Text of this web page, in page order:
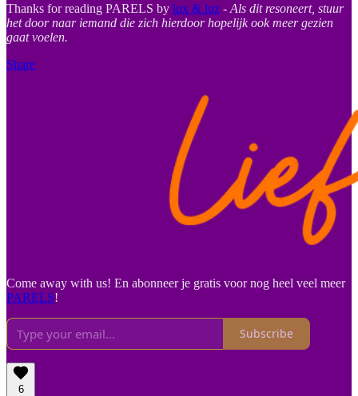
Thanks for reading PARELS by lux & luz - Als dit resoneert, stuur
het door naar iemand die zich hierdoor hopelijk ook meer gezien
gaat voelen.
Share
Come away with us! En abonneer je gratis voor nog heel veel meer
PARELS!
Subscribe
6